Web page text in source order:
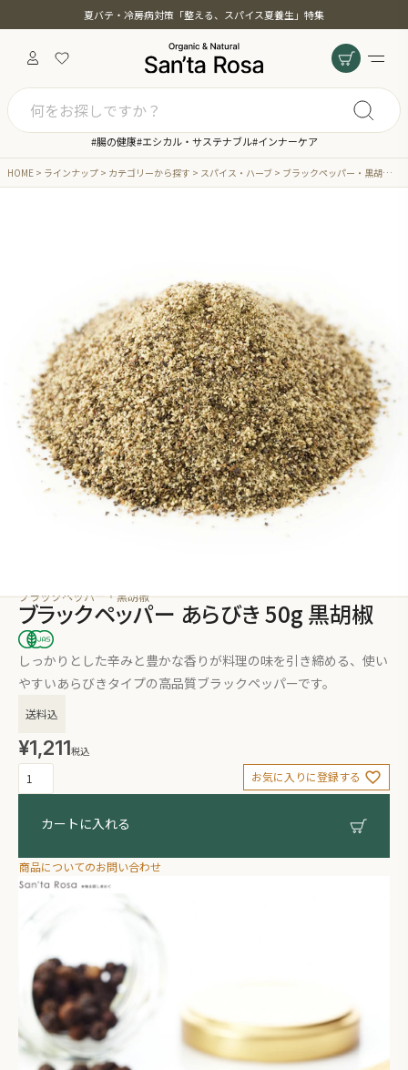
夏バテ・冷房病対策「整える、スパイス夏養生」特集
#腸の健康#エシカル・サステナブル#インナーケア
HOME ラインナップ カテゴリーから探す スパイス・ハーブ ブラックペッパー・黒胡椒
ブラックペッパー・黒胡椒
ブラックペッパー あらびき 50g 黒胡椒
しっかりとした辛みと豊かな香りが料理の味を引き締める、使い
やすいあらびきタイプの高品質ブラックペッパーです。
送料込
¥1,211税込
お気に入りに登録する
カートに入れる
商品についてのお問い合わせ